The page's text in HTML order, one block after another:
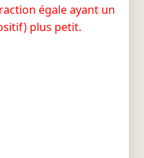
égale ayant un
plus petit.